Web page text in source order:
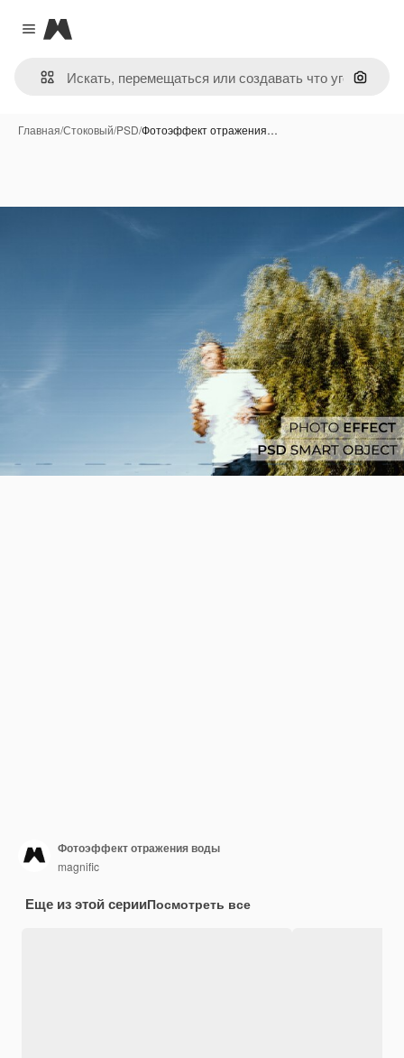
Close menu
Magnific
Поиск
Главная/Стоковый/PSD/Фотоэффект отражения…
Фотоэффект отражения воды
magnific
Еще из этой серииПосмотреть все